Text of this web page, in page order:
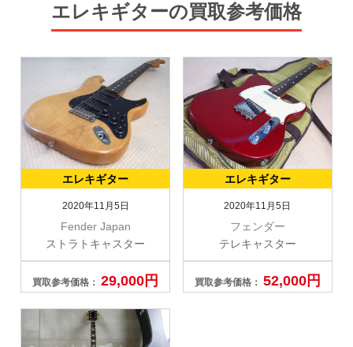
エレキギターの買取参考価格
エレキギター
2020年11月5日
Fender Japan
ストラトキャスター
買取参考価格：29,000円
エレキギター
2020年11月5日
フェンダー
テレキャスター
買取参考価格： 52,000円